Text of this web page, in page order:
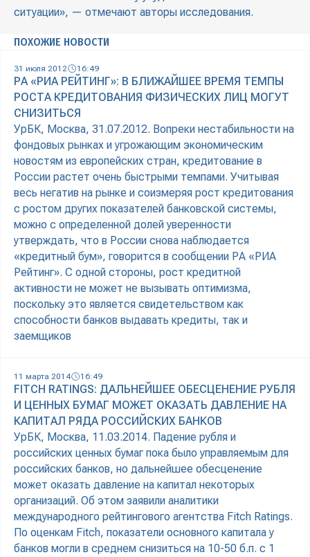
ситуации», — отмечают авторы исследования.
ПОХОЖИЕ НОВОСТИ
31 июля 2012 16:49
РА «РИА РЕЙТИНГ»: В БЛИЖАЙШЕЕ ВРЕМЯ ТЕМПЫ
РОСТА КРЕДИТОВАНИЯ ФИЗИЧЕСКИХ ЛИЦ МОГУТ
СНИЗИТЬСЯ
УрБК, Москва, 31.07.2012. Вопреки нестабильности на
фондовых рынках и угрожающим экономическим
новостям из европейских стран, кредитование в
России растет очень быстрыми темпами. Учитывая
весь негатив на рынке и соизмеряя рост кредитования
с ростом других показателей банковской системы,
можно с определенной долей уверенности
утверждать, что в России снова наблюдается
«кредитный бум», говорится в сообщении РА «РИА
Рейтинг». С одной стороны, рост кредитной
активности не может не вызывать оптимизма,
поскольку это является свидетельством как
способности банков выдавать кредиты, так и
заемщиков
11 марта 2014 16:49
FITCH RATINGS: ДАЛЬНЕЙШЕЕ ОБЕСЦЕНЕНИЕ РУБЛЯ
И ЦЕННЫХ БУМАГ МОЖЕТ ОКАЗАТЬ ДАВЛЕНИЕ НА
КАПИТАЛ РЯДА РОССИЙСКИХ БАНКОВ
УрБК, Москва, 11.03.2014. Падение рубля и
российских ценных бумаг пока было управляемым для
российских банков, но дальнейшее обесценение
может оказать давление на капитал некоторых
организаций. Об этом заявили аналитики
международного рейтингового агентства Fitch Ratings.
По оценкам Fitch, показатели основного капитала у
банков могли в среднем снизиться на 10-50 б.п. с 1